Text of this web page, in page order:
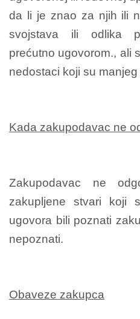
da li je znao za njih ili
svojstava ili odlika
prećutno ugovorom., ali
nedostaci koji su
Kada zakupodavac ne
Zakupodavac ne
zakupljene stvari koji
ugovora bili poznati
nepoznati.
Obaveze zakupca